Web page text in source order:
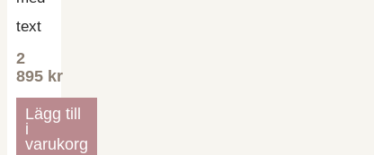
text
2
895 kr
Lägg till
i
varukorg